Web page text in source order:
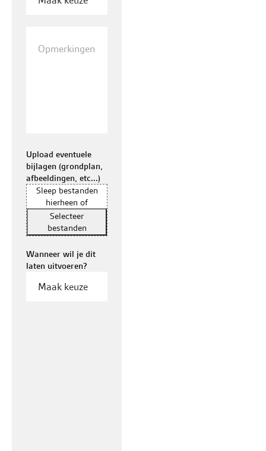
Upload eventuele
bijlagen (grondplan,
afbeeldingen, etc...)
Sleep bestanden
hierheen of
Selecteer
bestanden
Wanneer wil je dit
laten uitvoeren?